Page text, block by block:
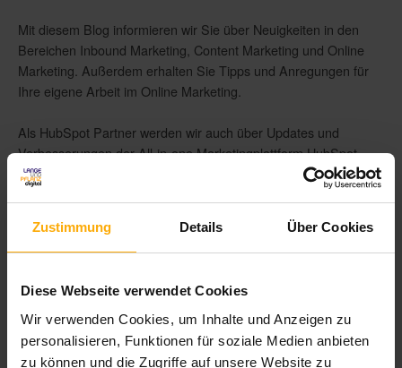
Zustimmung Details Über Cookies
Diese Webseite verwendet Cookies
Wir verwenden Cookies, um Inhalte und Anzeigen zu
personalisieren, Funktionen für soziale Medien anbieten
zu können und die Zugriffe auf unsere Website zu
Mit diesem Blog informieren wir Sie über Neuigkeiten in den
Bereichen Inbound Marketing, Content Marketing und Online
Marketing. Außerdem erhalten Sie Tipps und Anregungen für
Ihre eigene Arbeit im Online Marketing.
Als HubSpot Partner werden wir auch über Updates und
Verbesserungen der All-in-one Marketingplattform HubSpot
auf Deutsch informieren.
Blog jetzt abonnieren!